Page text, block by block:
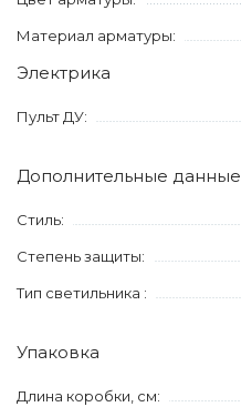
Материал арматуры:
Электрика
Пульт ДУ:
Дополнительные данные
Стиль:
Степень защиты:
Тип светильника :
Упаковка
Длина коробки, см: